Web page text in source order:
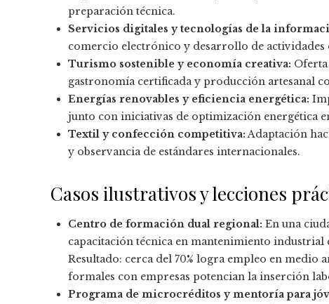
preparación técnica.
Servicios digitales y tecnologías de la
comercio electrónico y desarrollo de actividades
Turismo sostenible y economía creativa:
gastronomía certificada y producción artesanal
Energías renovables y eficiencia energética:
junto con iniciativas de optimización energética
Textil y confección competitiva:Adaptación
y observancia de estándares internacionales.
Casos ilustrativos y lecciones
Centro de formación dual regional: En una
capacitación técnica en mantenimiento industrial
Resultado: cerca del 70% logra empleo en medio
formales con empresas potencian la inserción
Programa de microcréditos y mentoría para